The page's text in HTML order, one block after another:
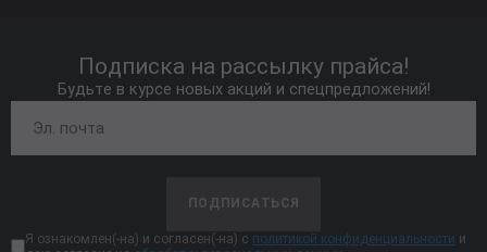
Подписка на рассылку прайса!
Будьте в курсе новых акций и спецпредложений!
ПОДПИСАТЬСЯ
Я ознакомлен(-на) и согласен(-на) с политикой конфиденциальности и